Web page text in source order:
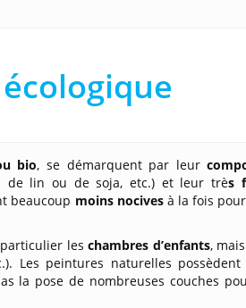
bio, se démarquent par leur
de lin ou de soja, etc.) et leur très
beaucoup moins nocivesà la fois
particulier leschambres d’enfants,
Les peintures naturelles possèdent
la pose de nombreuses couches